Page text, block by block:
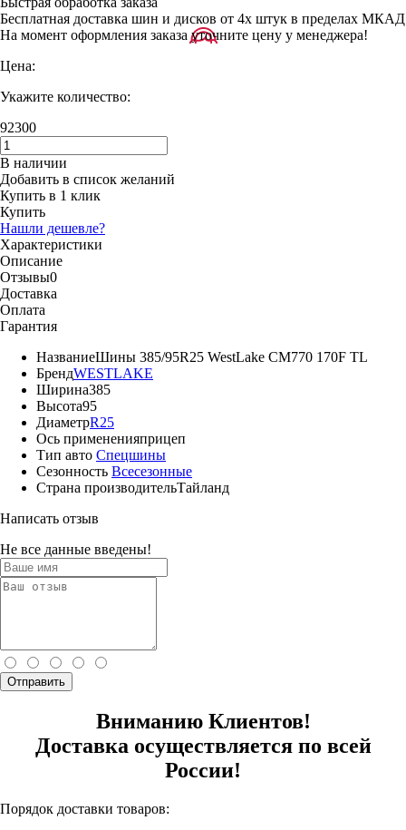
Бесплатная доставка шин и дисков от 4х штук в пределах МКАД
На момент оформления заказа уточните цену у менеджера!
Цена:
Укажите количество:
92300
В наличии
Добавить в список желаний
Купить в 1 клик
Купить
Нашли дешевле?
Характеристики
Описание
Отзывы0
Доставка
Оплата
Гарантия
НазваниеШины 385/95R25 WestLake CM770 170F TL
БрендWESTLAKE
Ширина385
Высота95
ДиаметрR25
Ось примененияприцеп
Тип авто Спецшины
Сезонность Всесезонные
Страна производительТайланд
Написать отзыв
Не все данные введены!
Отправить
Вниманию Клиентов!
Доставка осуществляется по всей
России!
Порядок доставки товаров: